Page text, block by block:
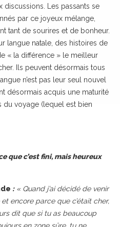
Les passants se
par ce joyeux mélange,
tant de sourires et de bonheur.
langue natale, des histoires de
« la différence » le meilleur
Ils peuvent désormais tous
n’est pas leur seul nouvel
désormais acquis une maturité
du voyage (lequel est bien
que c’est fini, mais heureux
: « Quand j’ai décidé de venir
encore parce que c’était cher,
dit que si tu as beaucoup
en zone sûre, tu ne